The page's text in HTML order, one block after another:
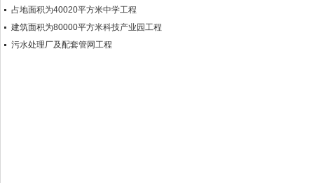
占地面积为40020平方米中学工程
建筑面积为80000平方米科技产业园工程
污水处理厂及配套管网工程